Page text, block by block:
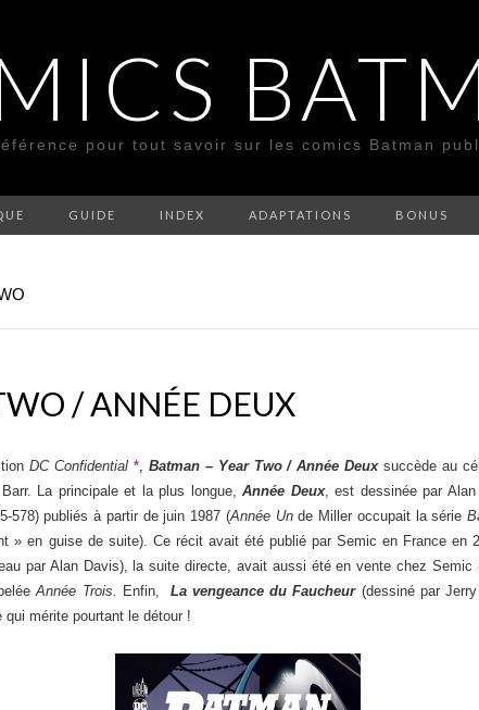
pour tout savoir sur les comics Batman
GUIDE INDEX ADAPTATIONS BONUS
/ ANNÉE DEUX
DC Confidential *, Batman – Year Two / Année Deuxsuccède au
La principale et la plus longue,Année Deux, est dessinée par
578) publiés à partir de juin 1987 (Année Unde Miller occupait la série
» en guise de suite). Ce récit avait été publié par Semic en France en
par Alan Davis), la suite directe, avait aussi été en vente chez
Année Trois. Enfin, La vengeance du Faucheur(dessiné par Jerry
mérite pourtant le détour !